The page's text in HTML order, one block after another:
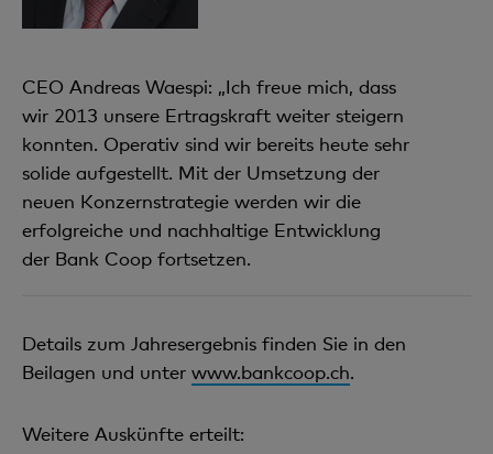
CEO Andreas Waespi: „Ich freue mich, dass
wir 2013 unsere Ertragskraft weiter steigern
konnten. Operativ sind wir bereits heute sehr
solide aufgestellt. Mit der Umsetzung der
neuen Konzernstrategie werden wir die
erfolgreiche und nachhaltige Entwicklung
der Bank Coop fortsetzen.
Details zum Jahresergebnis finden Sie in den
Beilagen und unter www.bankcoop.ch.
Weitere Auskünfte erteilt: